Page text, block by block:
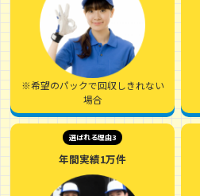
※希望のパックで回収しきれない
場合
選ばれる理由3
年間実績1万件